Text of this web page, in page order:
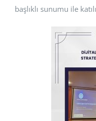
başlıklı sunumu ile